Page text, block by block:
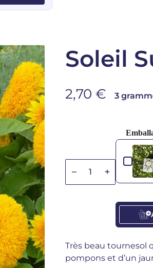
Soleil
Prix de vente
2,70 € 3
Diminuer la quantité
Diminuer la
Use the
Très beau tournesol
pompons et d’un